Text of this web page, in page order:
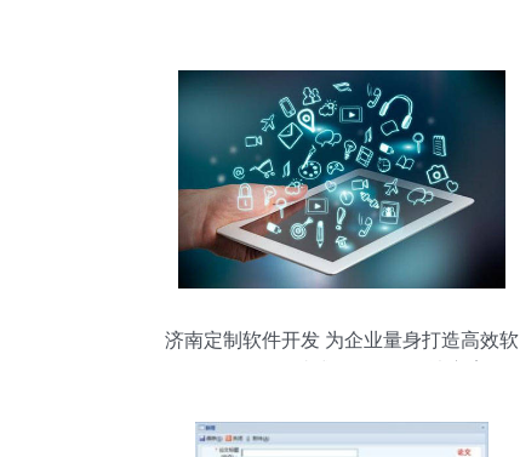
济南定制软件开发 为企业量身打造高效软